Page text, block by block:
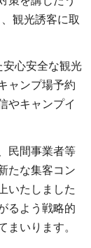
観光誘客に取
安心安全な観光
ャンプ場予約
やキャンプイ
民間事業者等
たな集客コン
いたしました
るよう戦略的
まいります。